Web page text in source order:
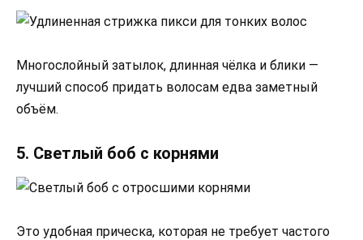
Многослойный затылок, длинная чёлка и блики —
лучший способ придать волосам едва заметный
объём.
5. Светлый боб с корнями
Это удобная прическа, которая не требует частого